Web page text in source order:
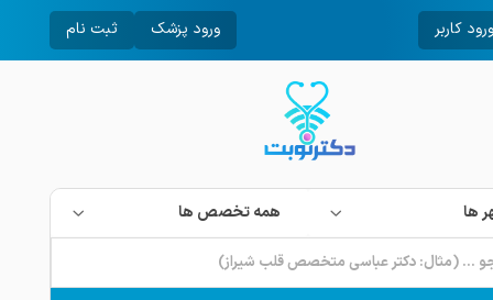
ورود کاربر ورود پزشک ثبت نام
ها همه تخصص ها